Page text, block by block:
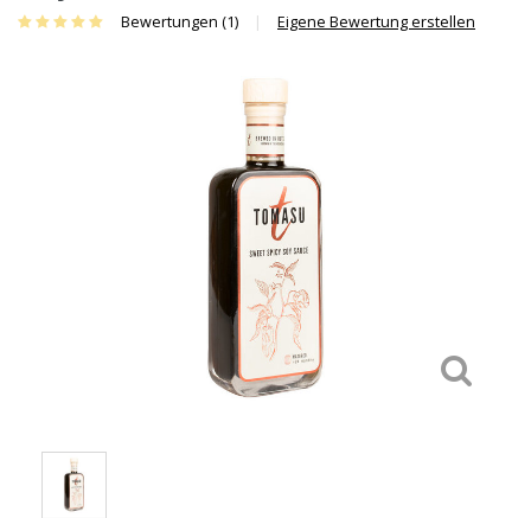
Bewertungen (1) | Eigene Bewertung erstellen